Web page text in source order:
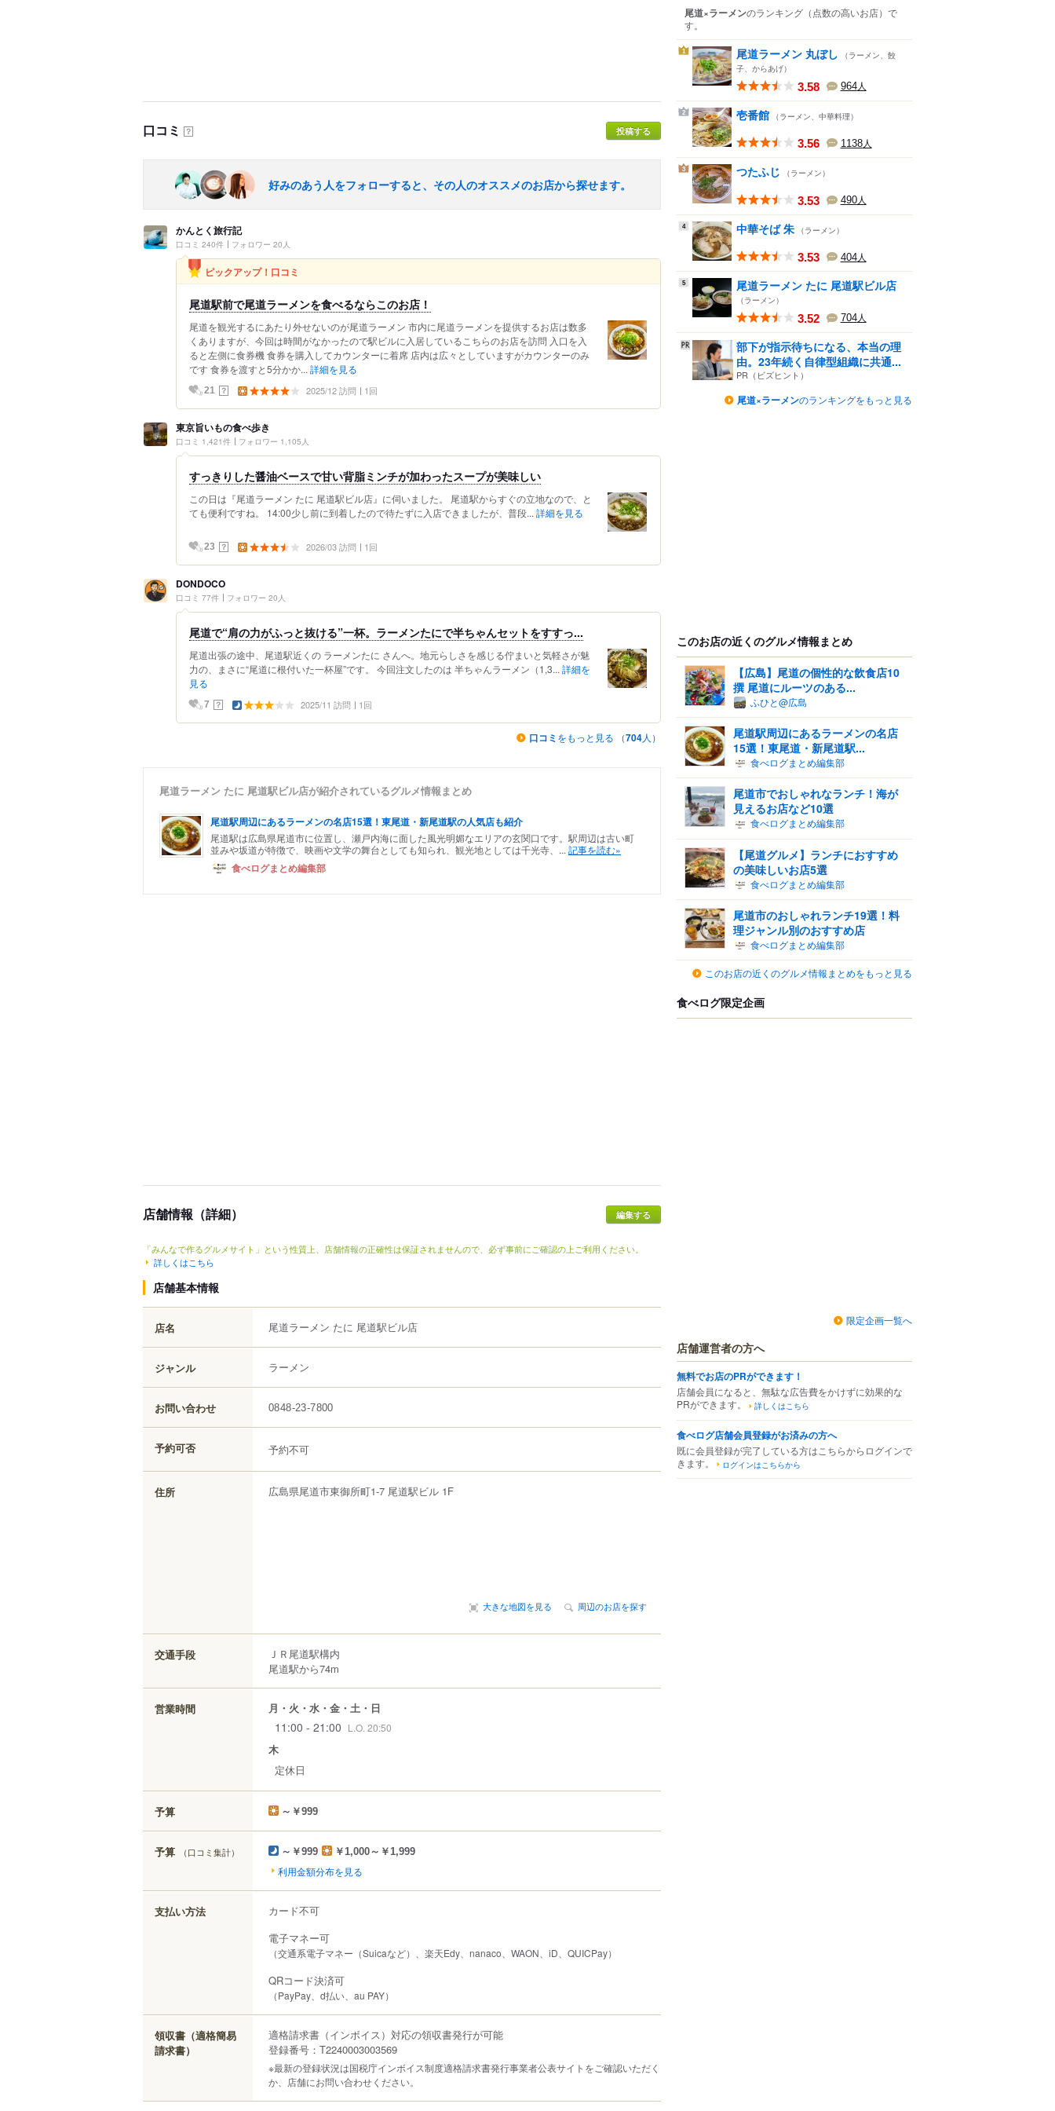
口コミ ？ 投稿する
好みのあう人をフォローすると、その人のオススメのお店から探せます。
かんとく旅行記
口コミ 240件 フォロワー 20人
ピックアップ！口コミ
尾道駅前で尾道ラーメンを食べるならこのお店！
尾道を観光するにあたり外せないのが尾道ラーメン 市内に尾道ラーメンを提供するお店は数多
くありますが、今回は時間がなかったので駅ビルに入居しているこちらのお店を訪問 入口を入
ると左側に食券機 食券を購入してカウンターに着席 店内は広々としていますがカウンターのみ
です 食券を渡すと5分かか... 詳細を見る
21 ？ 2025/12 訪問 1回
東京旨いもの食べ歩き
口コミ 1,421件 フォロワー 1,105人
すっきりした醤油ベースで甘い背脂ミンチが加わったスープが美味しい
この日は『尾道ラーメン たに 尾道駅ビル店』に伺いました。 尾道駅からすぐの立地なので、と
ても便利ですね。 14:00少し前に到着したので待たずに入店できましたが、普段... 詳細を見る
23 ？ 2026/03 訪問 1回
DONDOCO
口コミ 77件 フォロワー 20人
尾道で“肩の力がふっと抜ける”一杯。ラーメンたにで半ちゃんセットをすすっ...
尾道出張の途中、尾道駅近くの ラーメンたに さんへ。地元らしさを感じる佇まいと気軽さが魅
力の、まさに“尾道に根付いた一杯屋”です。 今回注文したのは 半ちゃんラーメン（1,3... 詳細を
見る
7 ？ 2025/11 訪問 1回
口コミ をもっと見る （704人）
尾道ラーメン たに 尾道駅ビル店が紹介されているグルメ情報まとめ
尾道駅周辺にあるラーメンの名店15選！東尾道・新尾道駅の人気店も紹介
尾道駅は広島県尾道市に位置し、瀬戸内海に面した風光明媚なエリアの玄関口です。駅周辺は古い町
並みや坂道が特徴で、映画や文学の舞台としても知られ、観光地としては千光寺、... 記事を読む»
食べログまとめ編集部
店舗情報（詳細） 編集する
「みんなで作るグルメサイト」という性質上、店舗情報の正確性は保証されませんので、必ず事前にご確認の上ご利用ください。
詳しくはこちら
店舗基本情報
店名 尾道ラーメン たに 尾道駅ビル店
ジャンル ラーメン
お問い合わせ 0848-23-7800
予約可否 予約不可
住所 広島県尾道市東御所町1-7 尾道駅ビル 1F
大きな地図を見る 周辺のお店を探す
交通手段
ＪＲ尾道駅構内
尾道駅から74m
営業時間 月・火・水・金・土・日
11:00 - 21:00 L.O. 20:50
木
定休日
予算 ～￥999
予算 （口コミ集計） ～￥999 ￥1,000～￥1,999
利用金額分布を見る
支払い方法
カード不可
電子マネー可
（交通系電子マネー（Suicaなど）、楽天Edy、nanaco、WAON、iD、QUICPay）
QRコード決済可
（PayPay、d払い、au PAY）
領収書（適格簡易
請求書）
適格請求書（インボイス）対応の領収書発行が可能
登録番号：T2240003003569
※最新の登録状況は国税庁インボイス制度適格請求書発行事業者公表サイトをご確認いただく
か、店舗にお問い合わせください。
尾道×ラーメンのランキング （点数の高いお店） で
す。
1 尾道ラーメン 丸ぼし
（ラーメン、餃
子、からあげ）
3.58 964人
2 壱番館 （ラーメン、中華料理）
3.56 1138人
3 つたふじ （ラーメン）
3.53 490人
4 中華そば 朱 （ラーメン）
3.53 404人
5 尾道ラーメン たに 尾道駅ビル店
（ラーメン）
3.52 704人
部下が指示待ちになる、本当の理
由。23年続く自律型組織に共通...
PR（ビズヒント）
尾道×ラーメンのランキングをもっと見る
このお店の近くのグルメ情報まとめ
【広島】尾道の個性的な飲食店10
撰 尾道にルーツのある...
ふひと@広島
尾道駅周辺にあるラーメンの名店
15選！東尾道・新尾道駅...
食べログまとめ編集部
尾道市でおしゃれなランチ！海が
見えるお店など10選
食べログまとめ編集部
【尾道グルメ】ランチにおすすめ
の美味しいお店5選
食べログまとめ編集部
尾道市のおしゃれランチ19選！料
理ジャンル別のおすすめ店
食べログまとめ編集部
このお店の近くのグルメ情報まとめをもっと見る
食べログ限定企画
限定企画一覧へ
店舗運営者の方へ
無料でお店のPRができます！
店舗会員になると、無駄な広告費をかけずに効果的な
PRができます。
詳しくはこちら
食べログ店舗会員登録がお済みの方へ
既に会員登録が完了している方はこちらからログインで
きます。
ログインはこちらから